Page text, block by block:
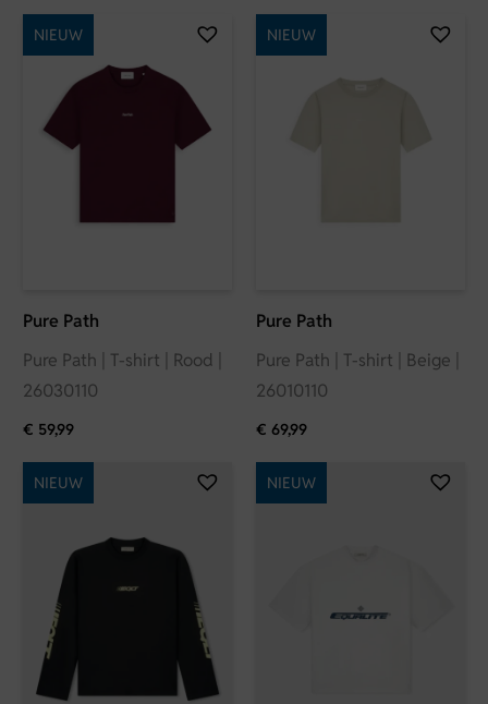
Pure Path
NIEUW
Pure Path | T-shirt | Rood |
26030110
€ 59,99
Pure Path
NIEUW
Pure Path | T-shirt | Beige |
26010110
€ 69,99
NIEUW NIEUW